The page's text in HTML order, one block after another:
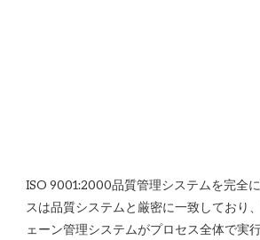
ISO 9001:2000品質管理システムを完全
スは品質システムと厳密に一致しており
ェーン管理システムがプロセス全体で実